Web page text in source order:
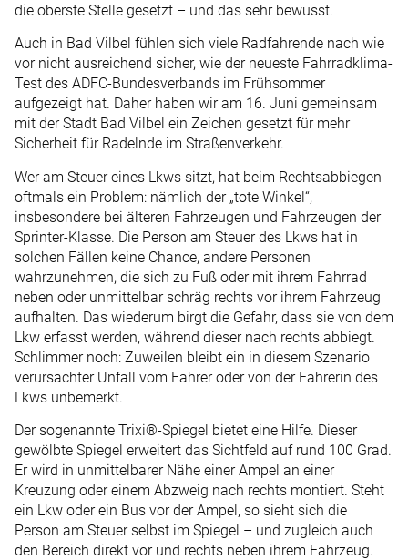
die oberste Stelle gesetzt – und das sehr bewusst.
Auch in Bad Vilbel fühlen sich viele Radfahrende nach wie
vor nicht ausreichend sicher, wie der neueste Fahrradklima-
Test des ADFC-Bundesverbands im Frühsommer
aufgezeigt hat. Daher haben wir am 16. Juni gemeinsam
mit der Stadt Bad Vilbel ein Zeichen gesetzt für mehr
Sicherheit für Radelnde im Straßenverkehr.
Wer am Steuer eines Lkws sitzt, hat beim Rechtsabbiegen
oftmals ein Problem: nämlich der „tote Winkel“,
insbesondere bei älteren Fahrzeugen und Fahrzeugen der
Sprinter-Klasse. Die Person am Steuer des Lkws hat in
solchen Fällen keine Chance, andere Personen
wahrzunehmen, die sich zu Fuß oder mit ihrem Fahrrad
neben oder unmittelbar schräg rechts vor ihrem Fahrzeug
aufhalten. Das wiederum birgt die Gefahr, dass sie von dem
Lkw erfasst werden, während dieser nach rechts abbiegt.
Schlimmer noch: Zuweilen bleibt ein in diesem Szenario
verursachter Unfall vom Fahrer oder von der Fahrerin des
Lkws unbemerkt.
Der sogenannte Trixi®-Spiegel bietet eine Hilfe. Dieser
gewölbte Spiegel erweitert das Sichtfeld auf rund 100 Grad.
Er wird in unmittelbarer Nähe einer Ampel an einer
Kreuzung oder einem Abzweig nach rechts montiert. Steht
ein Lkw oder ein Bus vor der Ampel, so sieht sich die
Person am Steuer selbst im Spiegel – und zugleich auch
den Bereich direkt vor und rechts neben ihrem Fahrzeug.